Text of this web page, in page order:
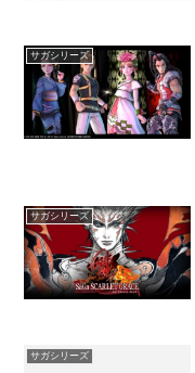
サガシリーズ
サガシリーズ
サガシリーズ